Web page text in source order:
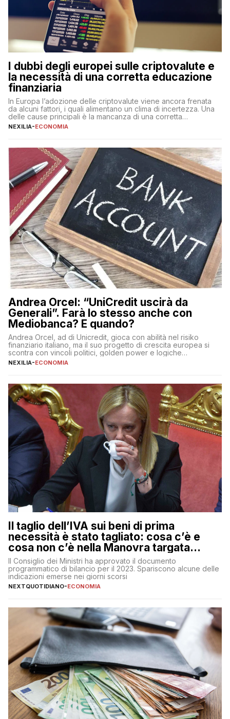
I dubbi degli europei sulle criptovalute e
la necessità di una corretta educazione
finanziaria
In Europa l’adozione delle criptovalute viene ancora frenata
da alcuni fattori, i quali alimentano un clima di incertezza. Una
delle cause principali è la mancanza di una corretta
educazione finanziaria, che impedisce ad una larga parte della
sulle criptovalute: […]
NEXILIA-ECONOMIA
Andrea Orcel: “UniCredit uscirà da
Generali”. Farà lo stesso anche con
Mediobanca? E quando?
Andrea Orcel, ad di Unicredit, gioca con abilità nel risiko
finanziario italiano, ma il suo progetto di crescita europea si
scontra con vincoli politici, golden power e logiche
protezionistiche. Orcel e la mossa su Generali Andrea Orcel,
NEXILIA-ECONOMIA
Il taglio dell’IVA sui beni di prima
necessità è stato tagliato: cosa c’è e
cosa non c’è nella Manovra targata
Meloni
Il Consiglio dei Ministri ha approvato il documento
programmatico di bilancio per il 2023. Spariscono alcune delle
indicazioni emerse nei giorni scorsi
NEXTQUOTIDIANO-ECONOMIA